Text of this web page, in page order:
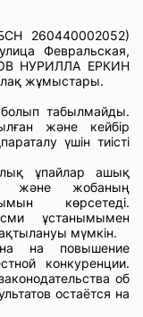
260440002052)
Февральская,
НУРИЛЛА ЕРКИН
жұмыстары.
табылмайды.
және кейбір
үшін тиісті
ұпайлар ашық
және жобаның
көрсетеді.
ұстанымымен
мүмкін.
на повышение
конкуренции.
об
остаётся на